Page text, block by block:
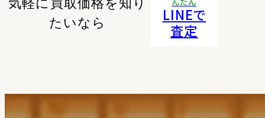
気軽に買取価格を知り
たいなら
LINEで
査定